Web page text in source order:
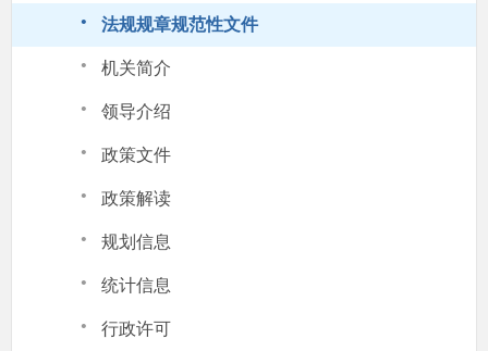
· 法规规章规范性文件
· 机关简介
· 领导介绍
· 政策文件
· 政策解读
· 规划信息
· 统计信息
· 行政许可